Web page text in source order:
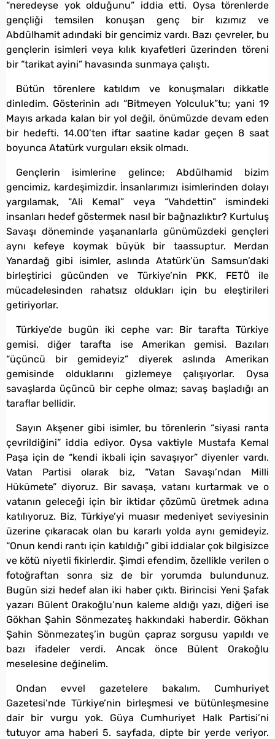
“neredeyse yok olduğunu” iddia etti. Oysa törenlerde
gençliği temsilen konuşan genç bir kızımız ve
Abdülhamit adındaki bir gencimiz vardı. Bazı çevreler, bu
gençlerin isimleri veya kılık kıyafetleri üzerinden töreni
bir “tarikat ayini” havasında sunmaya çalıştı.
Bütün törenlere katıldım ve konuşmaları dikkatle
dinledim. Gösterinin adı “Bitmeyen Yolculuk”tu; yani 19
Mayıs arkada kalan bir yol değil, önümüzde devam eden
bir hedefti. 14.00’ten iftar saatine kadar geçen 8 saat
boyunca Atatürk vurguları eksik olmadı.
Gençlerin isimlerine gelince; Abdülhamid bizim
gencimiz, kardeşimizdir. İnsanlarımızı isimlerinden dolayı
yargılamak, “Ali Kemal” veya “Vahdettin” ismindeki
insanları hedef göstermek nasıl bir bağnazlıktır? Kurtuluş
Savaşı döneminde yaşananlarla günümüzdeki gençleri
aynı kefeye koymak büyük bir taassuptur. Merdan
Yanardağ gibi isimler, aslında Atatürk’ün Samsun’daki
birleştirici gücünden ve Türkiye’nin PKK, FETÖ ile
mücadelesinden rahatsız oldukları için bu eleştirileri
getiriyorlar.
Türkiye’de bugün iki cephe var: Bir tarafta Türkiye
gemisi, diğer tarafta ise Amerikan gemisi. Bazıları
“üçüncü bir gemideyiz” diyerek aslında Amerikan
gemisinde olduklarını gizlemeye çalışıyorlar. Oysa
savaşlarda üçüncü bir cephe olmaz; savaş başladığı an
taraflar bellidir.
Sayın Akşener gibi isimler, bu törenlerin “siyasi ranta
çevrildiğini” iddia ediyor. Oysa vaktiyle Mustafa Kemal
Paşa için de “kendi ikbali için savaşıyor” diyenler vardı.
Vatan Partisi olarak biz, “Vatan Savaşı’ndan Milli
Hükümete” diyoruz. Bir savaşa, vatanı kurtarmak ve o
vatanın geleceği için bir iktidar çözümü üretmek adına
katılıyoruz. Biz, Türkiye’yi muasır medeniyet seviyesinin
üzerine çıkaracak olan bu kararlı yolda aynı gemideyiz.
“Onun kendi rantı için katıldığı” gibi iddialar çok bilgisizce
ve kötü niyetli fikirlerdir. Şimdi efendim, özellikle verilen o
fotoğraftan sonra siz de bir yorumda bulundunuz.
Bugün sizi hedef alan iki haber çıktı. Birincisi Yeni Şafak
yazarı Bülent Orakoğlu’nun kaleme aldığı yazı, diğeri ise
Gökhan Şahin Sönmezateş hakkındaki haberdir. Gökhan
Şahin Sönmezateş’in bugün çapraz sorgusu yapıldı ve
bazı ifadeler verdi. Ancak önce Bülent Orakoğlu
meselesine değinelim.
Ondan evvel gazetelere bakalım. Cumhuriyet
Gazetesi’nde Türkiye’nin birleşmesi ve bütünleşmesine
dair bir vurgu yok. Güya Cumhuriyet Halk Partisi’ni
tutuyor ama haberi 5. sayfada, dipte bir yerde veriyor.